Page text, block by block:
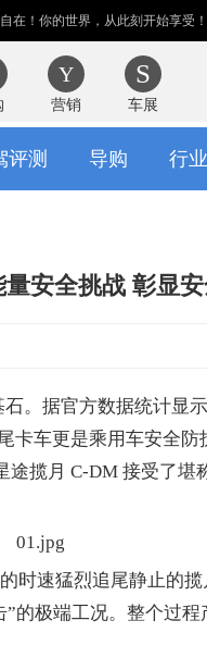
在！你的世界，从此刻开始享受！
营销 车展
评测 导购 行
安全挑战 彰显
据官方数据统计显
车更是乘用车安全防
途揽月 C-DM 接受了
速猛烈追尾静止的揽
的极端工况。整个过